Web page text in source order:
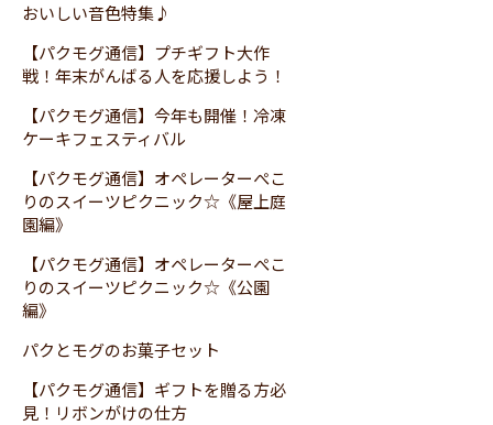
おいしい音色特集♪
【パクモグ通信】プチギフト大作
戦！年末がんばる人を応援しよう！
【パクモグ通信】今年も開催！冷凍
ケーキフェスティバル
【パクモグ通信】オペレーターぺこ
りのスイーツピクニック☆《屋上庭
園編》
【パクモグ通信】オペレーターぺこ
りのスイーツピクニック☆《公園
編》
パクとモグのお菓子セット
【パクモグ通信】ギフトを贈る方必
見！リボンがけの仕方